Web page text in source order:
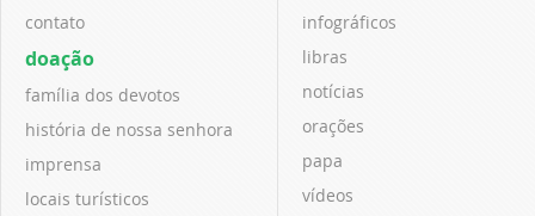
contato
doação
família dos devotos
história de nossa senhora
imprensa
locais turísticos
infográficos
libras
notícias
orações
papa
vídeos